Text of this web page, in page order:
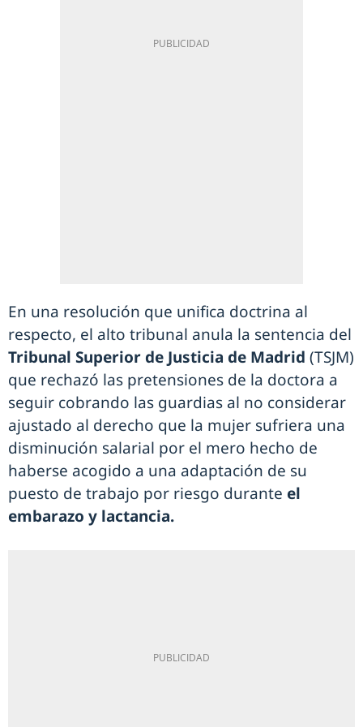
En una resolución que unifica doctrina al
respecto, el alto tribunal anula la sentencia del
Tribunal Superior de Justicia de Madrid (TSJM)
que rechazó las pretensiones de la doctora a
seguir cobrando las guardias al no considerar
ajustado al derecho que la mujer sufriera una
disminución salarial por el mero hecho de
haberse acogido a una adaptación de su
puesto de trabajo por riesgo durante el
embarazo y lactancia.